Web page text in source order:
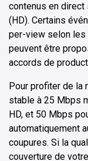
contenus en
(HD). Certains
per-view selon les
peuvent être
accords de
Pour profiter de la
stable à 25 Mbps
HD, et 50 Mbps
automatiquement
coupures. Si la
couverture de